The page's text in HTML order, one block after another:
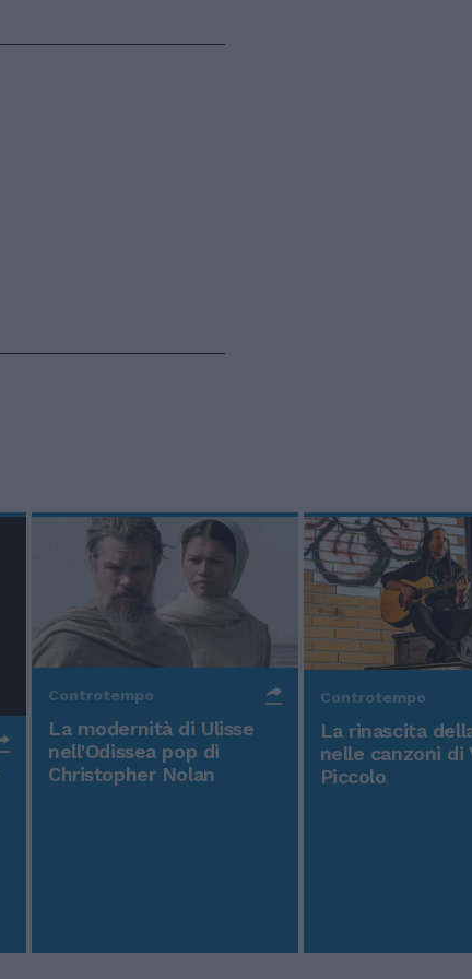
Controtempo
La modernità di Ulisse
nell'Odissea pop di
Christopher Nolan
Controtempo
La rinascita
nelle canzoni di
Piccolo